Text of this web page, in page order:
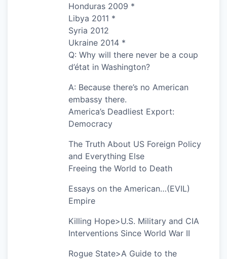
Honduras 2009 *
Libya 2011 *
Syria 2012
Ukraine 2014 *
Q: Why will there never be a coup
d’état in Washington?
A: Because there’s no American
embassy there.
America’s Deadliest Export:
Democracy
The Truth About US Foreign Policy
and Everything Else
Freeing the World to Death
Essays on the American…(EVIL)
Empire
Killing Hope>U.S. Military and CIA
Interventions Since World War II
Rogue State>A Guide to the